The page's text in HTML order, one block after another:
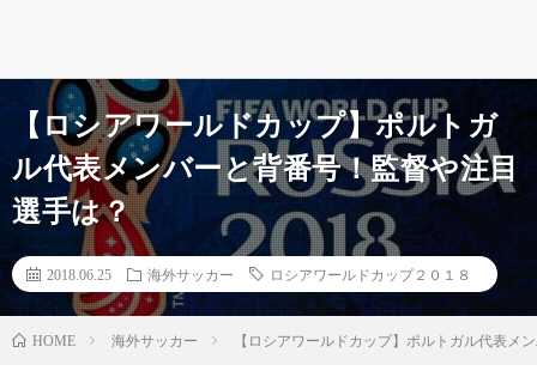
【ロシアワールドカップ】ポルトガ
ル代表メンバーと背番号！監督や注目
選手は？
2018.06.25 海外サッカー ロシアワールドカップ２０１８
HOME 海外サッカー 【ロシアワールドカップ】ポルトガル代表メ